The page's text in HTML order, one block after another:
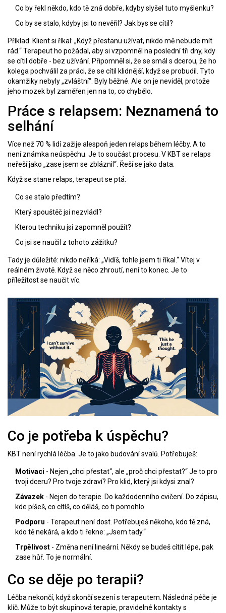
Co by řekl někdo, kdo tě zná dobře, kdyby slyšel tuto myšlenku?
Co by se stalo, kdyby jsi to nevěřil? Jak bys se cítil?
Příklad: Klient si říkal: „Když přestanu užívat, nikdo mě nebude mít
rád.“ Terapeut ho požádal, aby si vzpomněl na poslední tři dny, kdy
se cítil dobře - bez užívání. Připomněl si, že se smál s dcerou, že ho
kolega pochválil za práci, že se cítil klidnější, když se probudil. Tyto
okamžiky nebyly „zvláštní“. Byly běžné. Ale on je neviděl, protože
jeho mozek byl zaměřen jen na to, co chybělo.
Práce s relapsem: Neznamená to
selhání
Více než 70 % lidí zažije alespoň jeden relaps během léčby. A to
není známka neúspěchu. Je to součást procesu. V KBT se relaps
neřeší jako „zase jsem se zbláznil“. Řeší se jako data.
Když se stane relaps, terapeut se ptá:
Co se stalo předtím?
Který spouštěč jsi nezvládl?
Kterou techniku jsi zapomněl použít?
Co jsi se naučil z tohoto zážitku?
Tady je důležité: nikdo neříká: „Vidíš, tohle jsem ti říkal.“ Vítej v
reálném životě. Když se něco zhroutí, není to konec. Je to
příležitost se naučit víc.
Co je potřeba k úspěchu?
KBT není rychlá léčba. Je to jako budování svalů. Potřebuješ:
Motivaci - Nejen „chci přestat“, ale „proč chci přestat?“ Je to pro
tvoji dceru? Pro tvoje zdraví? Pro klid, který jsi kdysi znal?
Závazek - Nejen do terapie. Do každodenního cvičení. Do zápisu,
kde píšeš, co cítíš, co děláš, co ti pomohlo.
Podporu - Terapeut není dost. Potřebuješ někoho, kdo tě zná,
kdo tě nekárá, a kdo ti řekne: „Jsem tady.“
Trpělivost - Změna není lineární. Někdy se budeš cítit lépe, pak
zase hůř. To je normální.
Co se děje po terapii?
Léčba nekončí, když skončí sezení s terapeutem. Následná péče je
klíč. Může to být skupinová terapie, pravidelné kontakty s